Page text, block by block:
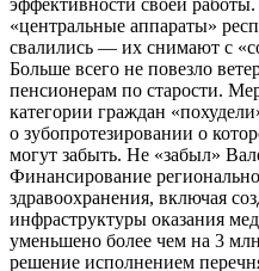
«центральные аппараты»
свалились — их снимают с
Больше всего не повезло
пенсионерам по старости.
категории граждан
о зубопротезировании о
могут забыть. Не «забыл»
Финансирование
здравоохранения, включая
инфраструктуры оказания
уменьшено более чем на 3
решение исполнением